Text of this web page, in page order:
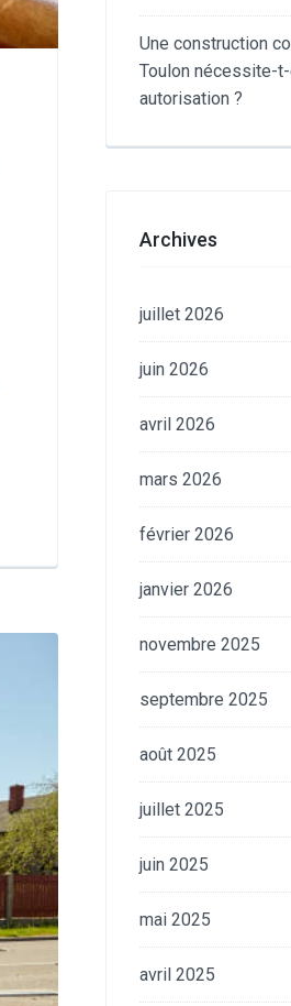
Une construction
Toulon nécessite-
autorisation ?
Archives
juillet 2026
juin 2026
avril 2026
mars 2026
février 2026
janvier 2026
novembre 2025
septembre 2025
août 2025
juillet 2025
juin 2025
mai 2025
avril 2025